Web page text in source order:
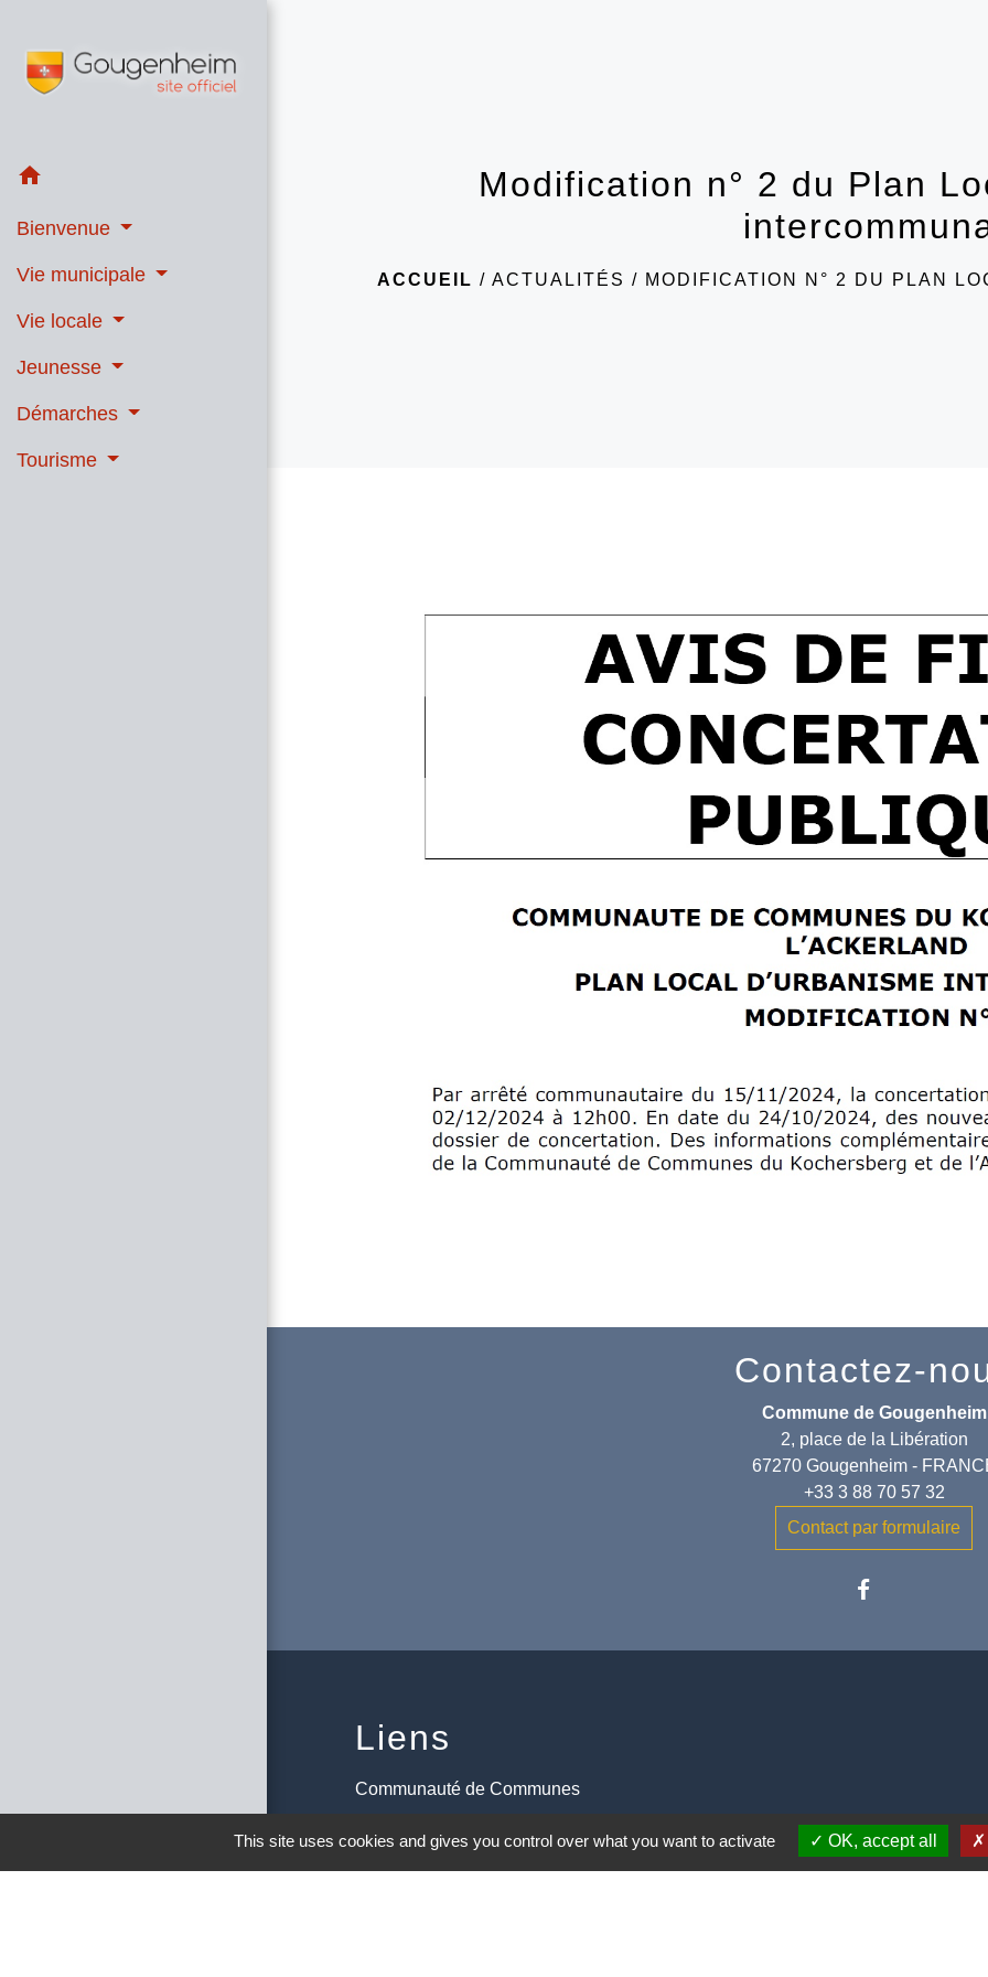
home
Bienvenue
Vie municipale
Vie locale
Jeunesse
Démarches
Tourisme
Modification n° 2 du Plan
ACCUEIL /ACTUALITÉS / MODIFICATION N° 2 DU PLAN
Contactez-
Commune de Gougenheim
2, place de la Libération
67270 Gougenheim -
+33 3 88 70 57 32
Contact par formulaire
Liens
Communauté de Communes
Conseil Départemental du Bas-Rhin
Vos démarches administratives
This site uses cookies and gives you control over what you want to activate OK, accept all